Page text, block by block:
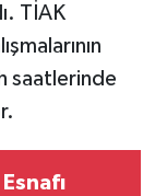
TİAK
saatlerinde
Esnafı